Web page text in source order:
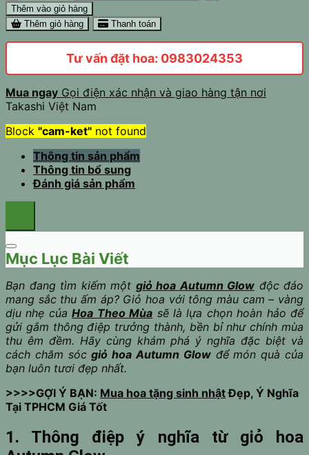
Thêm vào giỏ hàng
Thêm giỏ hàng
Thanh toán
Tư vấn đặt hoa: 0983024353
Mua ngay Gọi điện xác nhận và giao hàng tận nơi
Takashi Việt Nam
Block "cam-ket" not found
Thông tin sản phẩm
Thông tin bổ sung
Đánh giá sản phẩm
Mục Lục Bài Viết
Bạn đang tìm kiếm một giỏ hoa Autumn Glow độc đáo
mang sắc thu ấm áp? Giỏ hoa với tông màu cam – vàng
dịu nhẹ củaHoa Theo Mùa sẽ là lựa chọn hoàn hảo để
gửi gắm thông điệp trưởng thành, bền bỉ như chính mùa
thu êm đềm. Hãy cùng khám phá ý nghĩa đặc biệt và
cách chăm sócgiỏ hoa Autumn Glowđể món quà của
bạn luôn tươi đẹp nhất.
>>>>GỢI Ý BẠN: Mua hoa tặng sinh nhậtĐẹp, Ý Nghĩa
Tại TPHCM Giá Tốt
1. Thông điệp ý nghĩa từ giỏ hoa